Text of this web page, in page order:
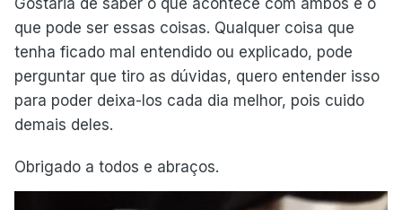
Gostaria de saber o que acontece com ambos e o
que pode ser essas coisas. Qualquer coisa que
tenha ficado mal entendido ou explicado, pode
perguntar que tiro as dúvidas, quero entender isso
para poder deixa-los cada dia melhor, pois cuido
demais deles.
Obrigado a todos e abraços.